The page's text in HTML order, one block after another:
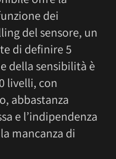
dei
del sensore, un
di definire 5
della sensibilità è
livelli, con
abbastanza
e l’indipendenza
mancanza di